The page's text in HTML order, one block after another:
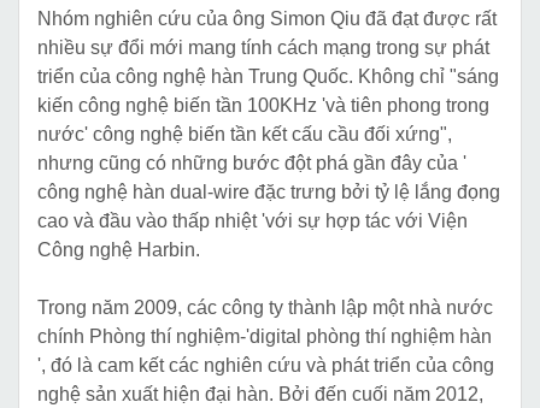
Nhóm nghiên cứu của ông Simon Qiu đã đạt được rất
nhiều sự đổi mới mang tính cách mạng trong sự phát
triển của công nghệ hàn Trung Quốc. Không chỉ "sáng
kiến ​​công nghệ biến tần 100KHz 'và tiên phong trong
nước' công nghệ biến tần kết cấu cầu đối xứng",
nhưng cũng có những bước đột phá gần đây của '
công nghệ hàn dual-wire đặc trưng bởi tỷ lệ lắng đọng
cao và đầu vào thấp nhiệt 'với sự hợp tác với Viện
Công nghệ Harbin.
Trong năm 2009, các công ty thành lập một nhà nước
chính Phòng thí nghiệm-'digital phòng thí nghiệm hàn
', đó là cam kết các nghiên cứu và phát triển của công
nghệ sản xuất hiện đại hàn. Bởi đến cuối năm 2012,